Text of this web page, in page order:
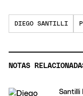
DIEGO SANTILLI
NOTAS
Santilli